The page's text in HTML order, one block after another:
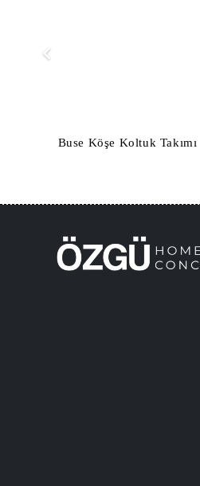
Buse Köşe Koltuk Takımı